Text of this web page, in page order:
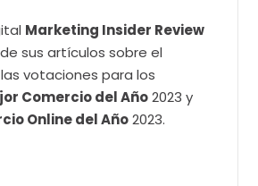
Marketing Insider Review
sus artículos sobre el
votaciones para los
Comercio del Año2023 y
Online del Año2023.